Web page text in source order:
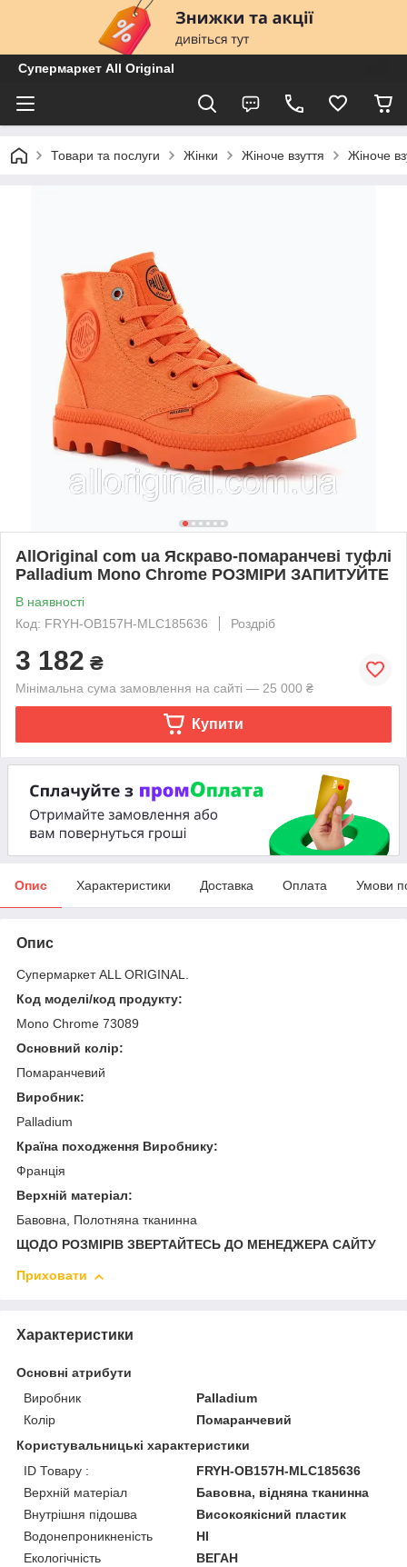
Супермаркет All Original
Товари та послуги Жінки Жіноче взуття Жіноче
AllOriginal com ua Яскраво-помаранчеві туфлі
Palladium Mono Chrome РОЗМІРИ ЗАПИТУЙТЕ
В наявності
Код: FRYH-OB157H-MLC185636
Роздріб
3 182 ₴
Мінімальна сума замовлення на сайті — 25 000 ₴
Купити
Опис Характеристики Доставка Оплата Умови
Опис
Супермаркет ALL ORIGINAL.
Код моделі/код продукту:
Mono Chrome 73089
Основний колір:
Помаранчевий
Виробник:
Palladium
Країна походження Виробнику:
Франція
Верхній матеріал:
Бавовна, Полотняна тканинна
ЩОДО РОЗМІРІВ ЗВЕРТАЙТЕСЬ ДО МЕНЕДЖЕРА САЙТУ
Приховати
Характеристики
Основні атрибути
Виробник
Palladium
Колір
Помаранчевий
Користувальницькі характеристики
ID Товару :
FRYH-OB157H-MLC185636
Верхній матеріал
Бавовна, відняна тканинна
Внутрішня підошва
Високоякісний пластик
Водонепроникненість
HI
Екологічність
ВЕГАН